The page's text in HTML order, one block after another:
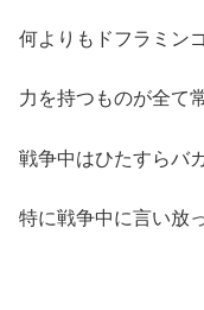
何よりもドフラミン
力を持つものが全て
戦争中はひたすらバ
特に戦争中に言い放